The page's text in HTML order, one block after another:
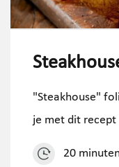
"Steakhouse"
je met dit recept
20